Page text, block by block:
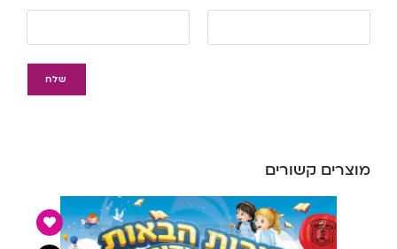
מוצרים קשורים